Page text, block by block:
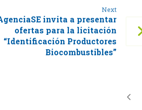
Next
invita a presentar
ofertas para la licitación
“Identificación Productores
Biocombustibles”